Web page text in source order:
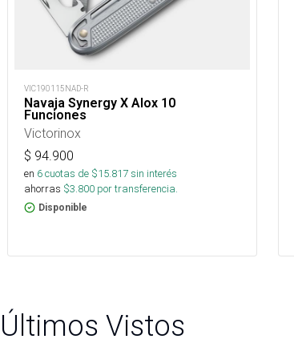
VIC190115NAD-R
Navaja Synergy X Alox 10
Funciones
Victorinox
$ 94.900
en 6cuotas de $15.817sin interés
ahorras $3.800 por transferencia.
Disponible
Últimos Vistos